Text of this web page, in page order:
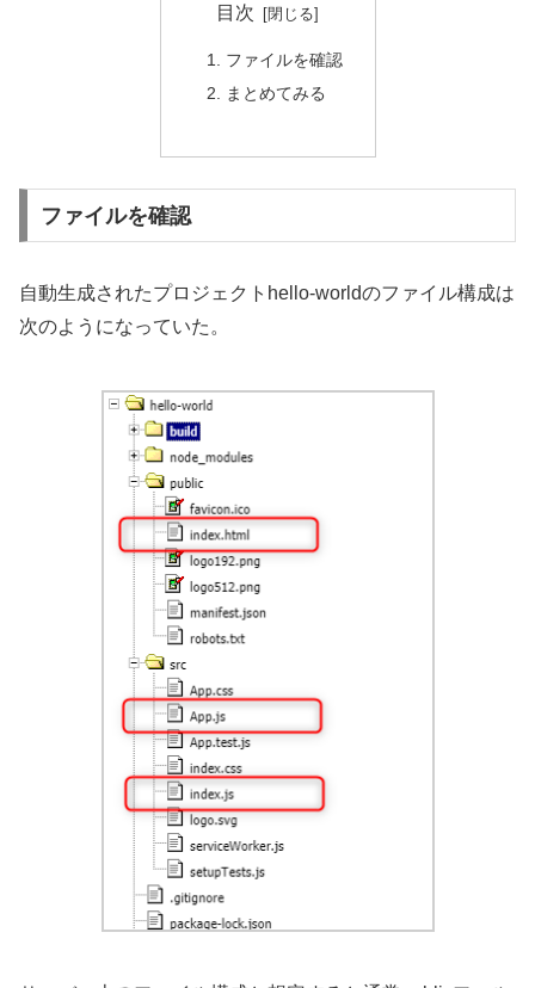
目次
ファイルを確認
まとめてみる
ファイルを確認
自動生成されたプロジェクトhello-worldのファイル構成は
次のようになっていた。